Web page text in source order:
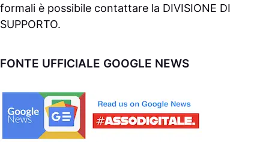
formali è possibile contattare la DIVISIONE DI
SUPPORTO.
FONTE UFFICIALE GOOGLE NEWS